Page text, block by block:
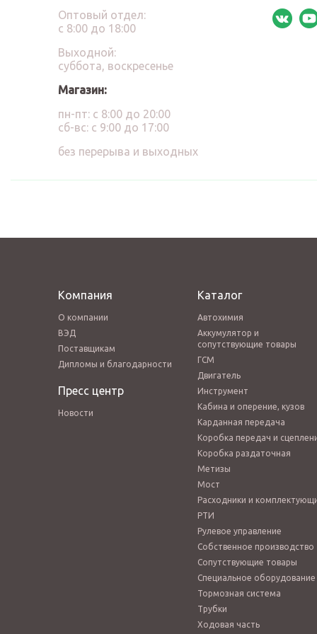
Оптовый отдел:
с 8:00 до 18:00
Выходной:
суббота, воскресенье
Магазин:
пн-пт: с 8:00 до 20:00
сб-вс: с 9:00 до 17:00
без перерыва и выходных
Компания
О компании
ВЭД
Поставщикам
Дипломы и благодарности
Пресс центр
Новости
Каталог
Автохимия
Аккумулятор и
сопутствующие товары
ГСМ
Двигатель
Инструмент
Кабина и оперение, кузов
Карданная передача
Коробка передач и
Коробка раздаточная
Метизы
Мост
Расходники и
РТИ
Рулевое управление
Собственное производство
Сопутствующие товары
Специальное оборудование
Тормозная система
Трубки
Ходовая часть